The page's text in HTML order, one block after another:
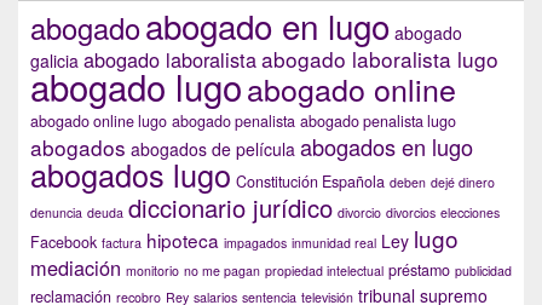
abogadoabogado en lugo abogado
galicia abogado laboralistaabogado laboralista lugo
abogado lugoabogado online
abogado online lugo abogado penalista abogado penalista lugo
abogados abogados de película abogados en lugo
abogados lugo Constitución Española deben dejé dinero
denuncia deuda diccionario jurídico divorcio divorcios elecciones
Facebook factura hipoteca impagados inmunidad real Ley lugo
mediación monitorio no me pagan propiedad intelectual préstamo publicidad
reclamación recobro Rey salarios sentencia televisión tribunal supremo